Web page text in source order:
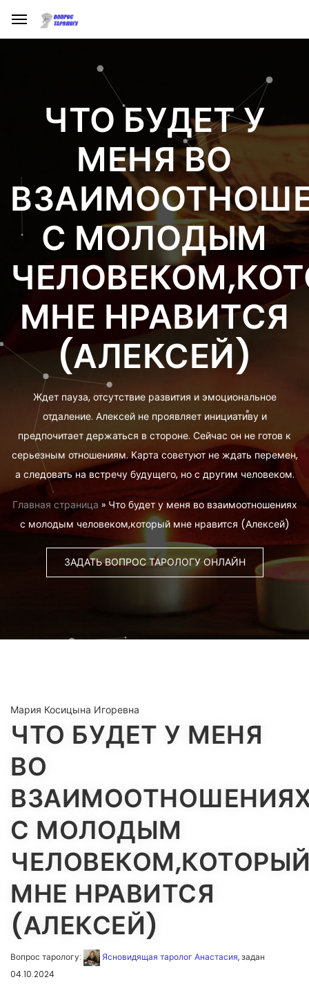
ЧТО БУДЕТ У
МЕНЯ ВО
С МОЛОДЫМ
МНЕ НРАВИТСЯ
(АЛЕКСЕЙ)
Ждет пауза, отсутствие развития и эмоциональное
отдаление. Алексей не проявляет инициативу и
предпочитает держаться в стороне. Сейчас он не готов к
серьезным отношениям. Карта советуют не ждать перемен,
а следовать на встречу будущего, но с другим человеком.
Главная страница » Что будет у меня во взаимоотношениях
с молодым человеком,который мне нравится (Алексей)
ЗАДАТЬ ВОПРОС ТАРОЛОГУ ОНЛАЙН
Мария Косицына Игоревна
ЧТО БУДЕТ У МЕНЯ
ВО
С МОЛОДЫМ
МНЕ НРАВИТСЯ
(АЛЕКСЕЙ)
Вопрос тарологу: Ясновидящая таролог Анастасия, задан
04.10.2024